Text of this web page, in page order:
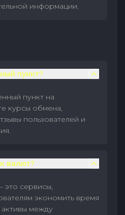
информации.
пункт?
пункт на
курсы обмена,
пользователей и
валют?
это сервисы,
экономить время
между